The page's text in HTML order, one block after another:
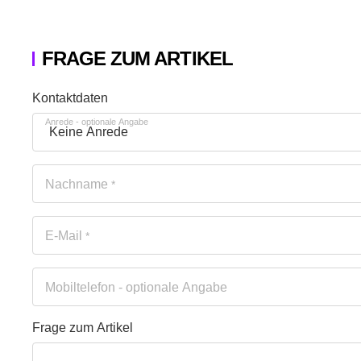
FRAGE ZUM ARTIKEL
Honeypot
Kontaktdaten
Anrede - optionale Angabe
Nachname *
E-Mail *
Mobiltelefon - optionale Angabe
Frage zum Artikel